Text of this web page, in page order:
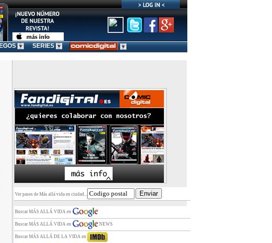
SERIES
Ver pases de Más allá vida en ciudad...
Buscar MÁS ALLÁ VIDA en
Buscar MÁS ALLÁ VIDA en NEWS
Buscar MÁS ALLÁ DE LA VIDA en